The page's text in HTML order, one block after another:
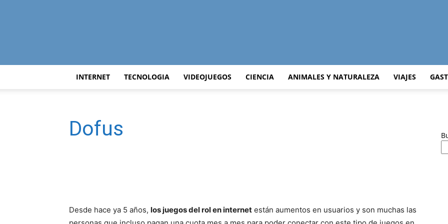
Curiosidades
INTERNET TECNOLOGIA VIDEOJUEGOS CIENCIA ANIMALES Y NATURALEZA VIAJES
Dofus
Desde hace ya 5 años, los juegos del rol en internet están aumentos en usuarios y son muchas las